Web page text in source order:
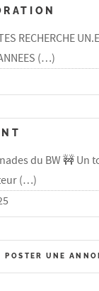
RECHERCHE
(…)
du BW 🚧 Un
(…)
POSTER UNE